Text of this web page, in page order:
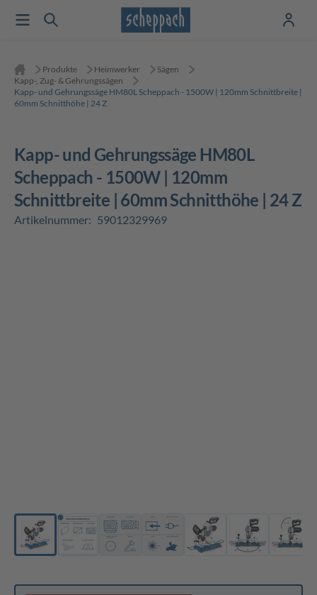
Produkte Heimwerker
Sägen
Kapp-, Zug- & Gehrungssägen
Kapp- und Gehrungssäge HM80L Scheppach - 1500W | 120mm Schnittbreite |
60mm Schnitthöhe | 24 Z
Kapp- und Gehrungssäge HM80L
Scheppach - 1500W | 120mm
Schnittbreite | 60mm Schnitthöhe | 24 Z
Artikelnummer: 59012329969